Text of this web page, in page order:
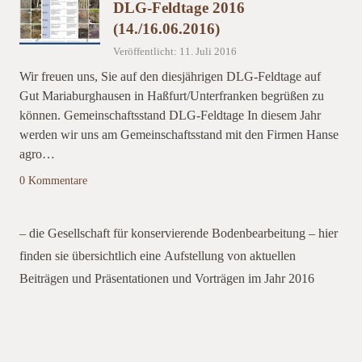
DLG-Feldtage 2016
(14./16.06.2016)
Veröffentlicht: 11. Juli 2016
Wir freuen uns, Sie auf den diesjährigen DLG-Feldtage auf
Gut Mariaburghausen in Haßfurt/Unterfranken begrüßen zu
können. Gemeinschaftsstand DLG-Feldtage In diesem Jahr
werden wir uns am Gemeinschaftsstand mit den Firmen Hanse
agro…
0 Kommentare
– die Gesellschaft für konservierende Bodenbearbeitung – hier
finden sie übersichtlich eine Aufstellung von aktuellen
Beiträgen und Präsentationen und Vorträgen im Jahr 2016